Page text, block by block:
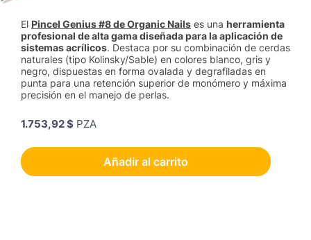
El Pincel Genius #8 de Organic Nails es una herramienta
profesional de alta gama diseñada para la aplicación de
sistemas acrílicos. Destaca por su combinación de cerdas
naturales (tipo Kolinsky/Sable) en colores blanco, gris y
negro, dispuestas en forma ovalada y degrafiladas en
punta para una retención superior de monómero y máxima
precisión en el manejo de perlas.
1.753,92 $ PZA
Añadir al carrito